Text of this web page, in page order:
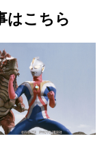
はこちら